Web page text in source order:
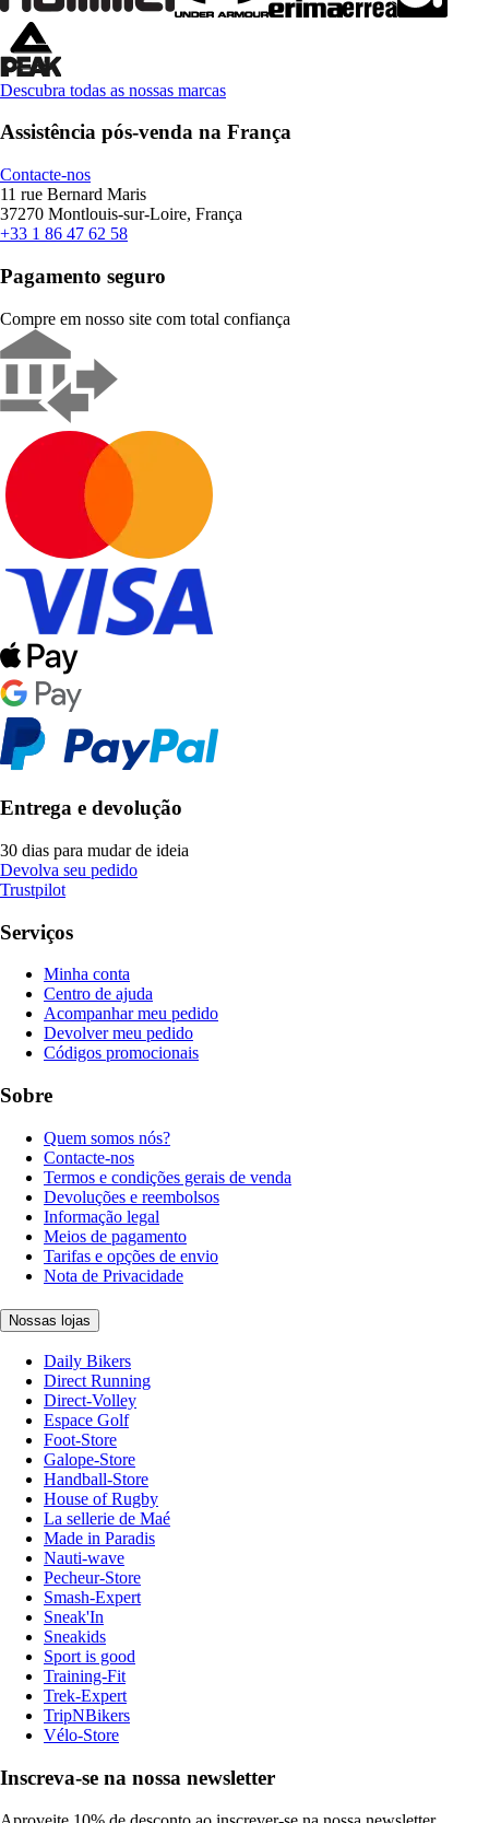
Descubra todas as nossas marcas
Assistência pós-venda na França
Contacte-nos
11 rue Bernard Maris
37270 Montlouis-sur-Loire, França
+33 1 86 47 62 58
Pagamento seguro
Compre em nosso site com total confiança
Entrega e devolução
30 dias para mudar de ideia
Devolva seu pedido
Trustpilot
Serviços
Minha conta
Centro de ajuda
Acompanhar meu pedido
Devolver meu pedido
Códigos promocionais
Sobre
Quem somos nós?
Contacte-nos
Termos e condições gerais de venda
Devoluções e reembolsos
Informação legal
Meios de pagamento
Tarifas e opções de envio
Nota de Privacidade
Nossas lojas
Daily Bikers
Direct Running
Direct-Volley
Espace Golf
Foot-Store
Galope-Store
Handball-Store
House of Rugby
La sellerie de Maé
Made in Paradis
Nauti-wave
Pecheur-Store
Smash-Expert
Sneak'In
Sneakids
Sport is good
Training-Fit
Trek-Expert
TripNBikers
Vélo-Store
Inscreva-se na nossa newsletter